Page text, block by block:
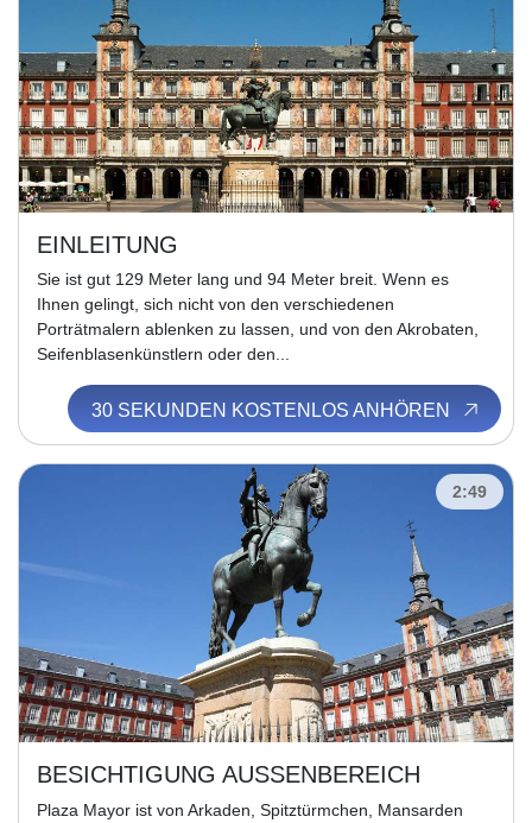
EINLEITUNG
Sie ist gut 129 Meter lang und 94 Meter breit. Wenn es
Ihnen gelingt, sich nicht von den verschiedenen
Porträtmalern ablenken zu lassen, und von den Akrobaten,
Seifenblasenkünstlern oder den...
30 SEKUNDEN KOSTENLOS ANHÖREN
2:49
BESICHTIGUNG AUSSENBEREICH
Plaza Mayor ist von Arkaden, Spitztürmchen, Mansarden